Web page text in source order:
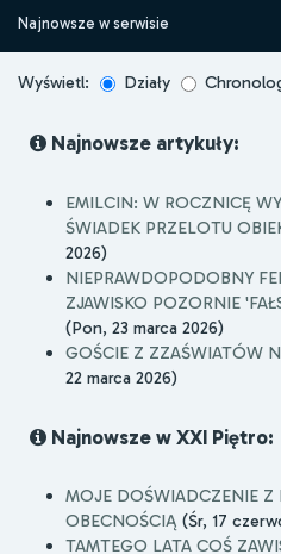
Najnowsze w serwisie
Wyświetl: Działy
Najnowsze artykuły:
EMILCIN: W ROCZNICĘ
ŚWIADEK PRZELOTU
2026)
NIEPRAWDOPODOBNY
ZJAWISKO POZORNIE
(Pon, 23 marca 2026)
GOŚCIE Z ZZAŚWIATÓW
22 marca 2026)
Najnowsze w XXI Piętro:
MOJE DOŚWIADCZENIE
OBECNOŚCIĄ (Śr, 17
TAMTEGO LATA COŚ